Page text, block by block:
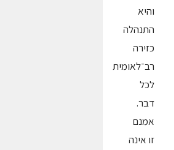
והיא
התנהלה
כזירה
רב־לאומית
לכל
דבר.
אמנם
זו אינה